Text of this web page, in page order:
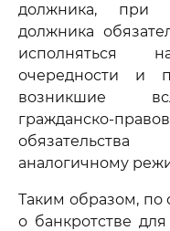
должника, при
должника
исполняться
очередности и
возникшие
гражданско-
аналогичному
Таким образом, по
о банкротстве